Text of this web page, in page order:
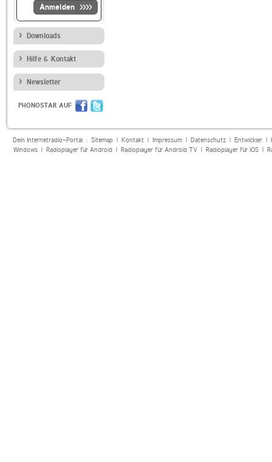
Anmelden
Downloads
Hilfe & Kontakt
Newsletter
PHONOSTAR AUF
Dein Internetradio-Portal : Sitemap| Kontakt| Impressum| Datenschutz| Entwickler|
Windows| Radioplayer für Android| Radioplayer für Android TV| Radioplayer für iOS|